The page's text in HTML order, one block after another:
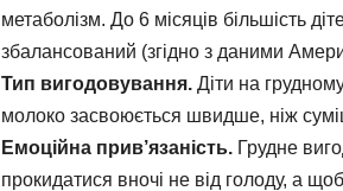
метаболізм. До 6 місяців більшість
збалансований (згідно з даними
Тип вигодовування. Діти на
молоко засвоюється швидше, ніж
Емоційна прив’язаність. Грудне
прокидатися вночі не від голоду, а